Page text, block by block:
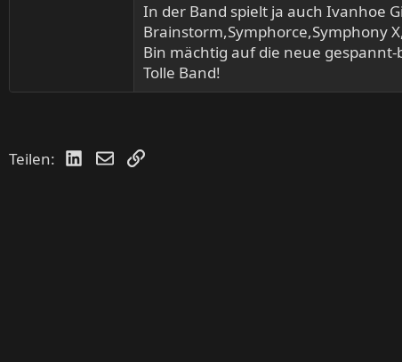
In der Band spielt ja auch Ivanhoe
Brainstorm,Symphorce,Symphony
Bin mächtig auf die neue gespannt-
Tolle Band!
Teilen: LinkedIn
E-MailLink